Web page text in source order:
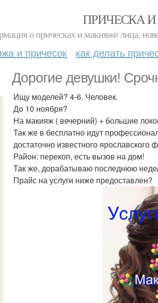
ПРИЧЕСКА
о прическах и макияже лица,
и причесок как делать
Дорогие девушки!
Ищу моделей? 4-6. Человек.
До 10 ноября?
На макияж ( вечерний) + большие
Так же в бесплатно идут
достаточно известного ярославского
Район: перекоп, есть вызов на дом!
Так же, дорабатываю последнюю
Прайс на услуги ниже предоставлен?